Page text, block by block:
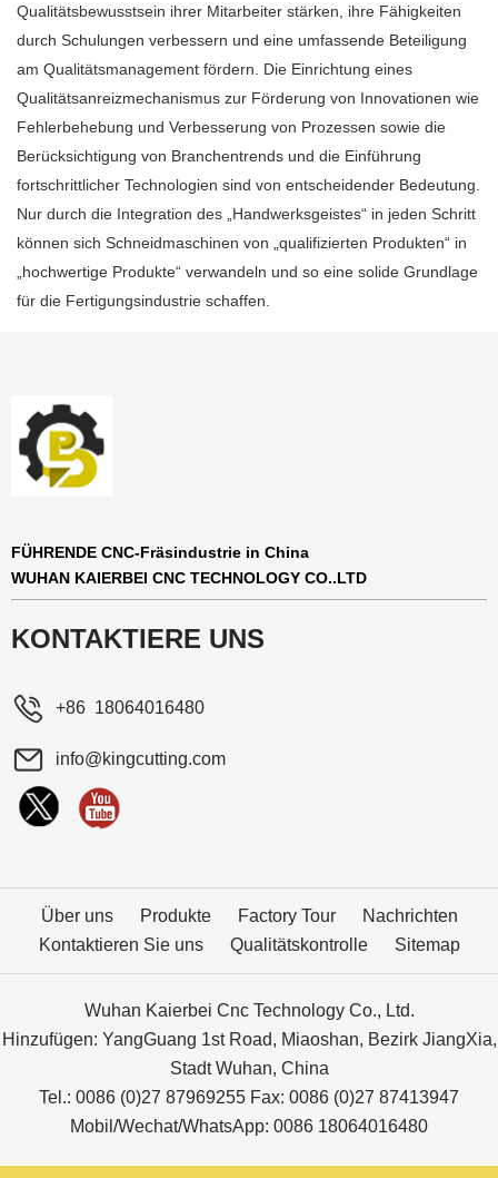
Qualitätsbewusstsein ihrer Mitarbeiter stärken, ihre Fähigkeiten
durch Schulungen verbessern und eine umfassende Beteiligung
am Qualitätsmanagement fördern. Die Einrichtung eines
Qualitätsanreizmechanismus zur Förderung von Innovationen wie
Fehlerbehebung und Verbesserung von Prozessen sowie die
Berücksichtigung von Branchentrends und die Einführung
fortschrittlicher Technologien sind von entscheidender Bedeutung.
Nur durch die Integration des „Handwerksgeistes“ in jeden Schritt
können sich Schneidmaschinen von „qualifizierten Produkten“ in
„hochwertige Produkte“ verwandeln und so eine solide Grundlage
für die Fertigungsindustrie schaffen.
FÜHRENDE CNC-Fräsindustrie in China
WUHAN KAIERBEI CNC TECHNOLOGY CO..LTD
KONTAKTIERE UNS
+86 18064016480
info@kingcutting.com
Über uns Produkte Factory Tour
Nachrichten
Kontaktieren Sie uns
Qualitätskontrolle Sitemap
Wuhan Kaierbei Cnc Technology Co., Ltd.
Hinzufügen: YangGuang 1st Road, Miaoshan, Bezirk JiangXia,
Stadt Wuhan, China
Tel.: 0086 (0)27 87969255 Fax: 0086 (0)27 87413947
Mobil/Wechat/WhatsApp: 0086 18064016480